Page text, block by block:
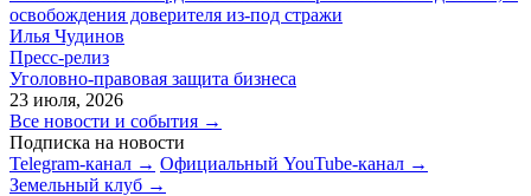
освобождения доверителя из-под стражи
Илья Чудинов
Пресс-релиз
Уголовно-правовая защита бизнеса
23 июля, 2026
Все новости и события →
Подписка на новости
Telegram-канал → Официальный YouTube-канал →
Земельный клуб →